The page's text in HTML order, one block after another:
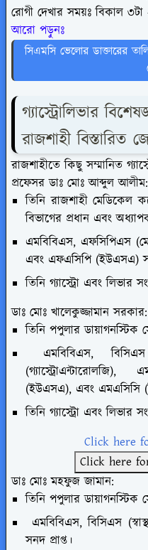
রোগী দেখার সময়ঃ বিকাল ৩টা
আরো পড়ুনঃ
সিএমসি ভেলোর ডাক্তারের
গ্যাস্ট্রোলিভার
রাজশাহী বিস্তারিত
রাজশাহীতে কিছু সম্মানিত
প্রফেসর ডাঃ মোঃ আব্দুল আলীম:
তিনি রাজশাহী মেডিকেল
বিভাগের প্রধান এবং
এমবিবিএস, এফসিপিএস
এবং এফএসিপি (ইউএসএ)
তিনি গ্যাস্ট্রো এবং লিভার
ডাঃ মোঃ খালেকুজ্জামান সরকার:
তিনি পপুলার ডায়াগনস্টিক
এমবিবিএস,
(ইউএসএ), এবং এমএসিসি
তিনি গ্যাস্ট্রো এবং লিভার
Click here
Click here
ডাঃ মোঃ মহফুজ জামান:
তিনি পপুলার ডায়াগনস্টিক
এমবিবিএস, বিসিএস
সনদ প্রাপ্ত।